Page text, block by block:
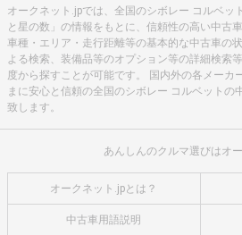
オークネット.jpでは、全国のシボレー コルベッ
と星の数」の情報をもとに、信頼性の高い中古
車種・エリア・走行距離等の基本的な中古車の
よる検索、装備品等のオプション等の詳細検索
度から探すことが可能です。 国内外の各メーカ
まに安心と信頼の全国のシボレー コルベットの
致します。
あんしんのクルマ選びはオ
オークネット.jpとは？
中古車用語説明